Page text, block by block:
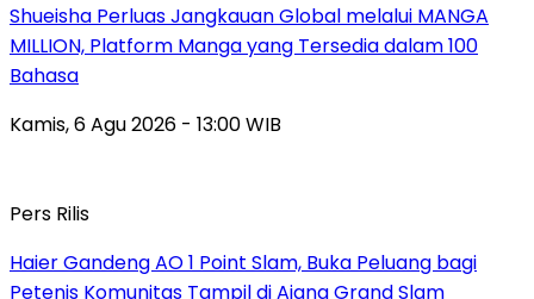
Shueisha Perluas Jangkauan Global melalui MANGA
MILLION, Platform Manga yang Tersedia dalam 100
Bahasa
Kamis, 6 Agu 2026 - 13:00 WIB
Pers Rilis
Haier Gandeng AO 1 Point Slam, Buka Peluang bagi
Petenis Komunitas Tampil di Ajang Grand Slam